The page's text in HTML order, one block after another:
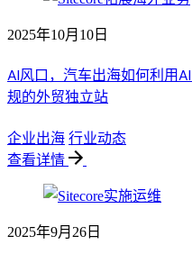
2025年10月10日
AI风口，汽车出海如何利用
规的外贸独立站
企业出海 行业动态
查看详情
2025年9月26日